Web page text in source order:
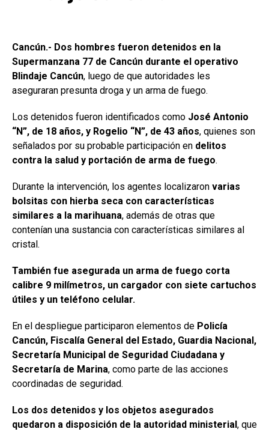
Cancún.- Dos hombres fueron detenidos en la
Supermanzana 77 de Cancún durante el operativo
Blindaje Cancún, luego de que autoridades les
aseguraran presunta droga y un arma de fuego.
Los detenidos fueron identificados como José Antonio
“N”, de 18 años, y Rogelio “N”, de 43 años, quienes son
señalados por su probable participación en delitos
contra la salud y portación de arma de fuego.
Durante la intervención, los agentes localizaron varias
bolsitas con hierba seca con características
similares a la marihuana, además de otras que
contenían una sustancia con características similares al
cristal.
También fue asegurada un arma de fuego corta
calibre 9 milímetros, un cargador con siete cartuchos
útiles y un teléfono celular.
En el despliegue participaron elementos de Policía
Cancún, Fiscalía General del Estado, Guardia Nacional,
Secretaría Municipal de Seguridad Ciudadana y
Secretaría de Marina, como parte de las acciones
coordinadas de seguridad.
Los dos detenidos y los objetos asegurados
quedaron a disposición de la autoridad ministerial, que